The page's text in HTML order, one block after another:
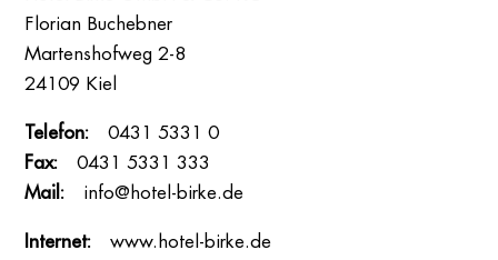
Florian Buchebner
Martenshofweg 2-8
24109 Kiel
Telefon: 0431 5331 0
Fax: 0431 5331 333
Mail: info@hotel-birke.de
Internet: www.hotel-birke.de